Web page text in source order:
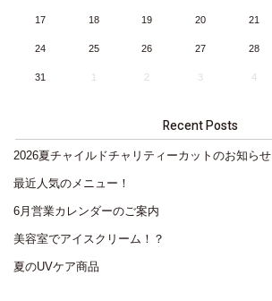
17 18 19 20 21
24 25 26 27 28
31 1 2 3 4
Recent Posts
2026夏チャイルドチャリティーカットのお知らせ
最近人気のメニュー！
6月営業カレンダーのご案内
美容室でアイスクリーム！？
夏のUVケア商品